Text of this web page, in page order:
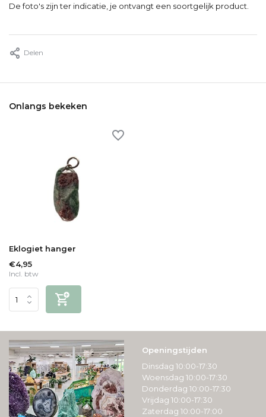
De foto's zijn ter indicatie, je ontvangt een soortgelijk product.
Delen
Onlangs bekeken
Eklogiet hanger
€4,95
Incl. btw
Openingstijden
Dinsdag 10:00-17:30
Woensdag 10:00-17:30
Donderdag 10:00-17:30
Vrijdag 10:00-17:30
Zaterdag 10:00-17:00